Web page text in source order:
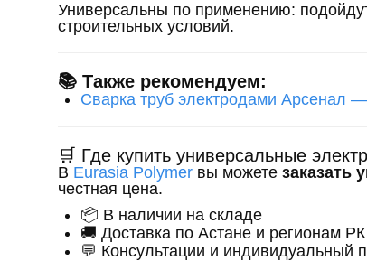
Универсальны по применению:
строительных условий.
📚 Также рекомендуем:
Сварка труб электродами Арсенал
🛒 Где купить универсальные
В Eurasia Polymer вы можете заказать
честная цена.
📦 В наличии на складе
🚚 Доставка по Астане и регионам РК
💬 Консультации и индивидуальный